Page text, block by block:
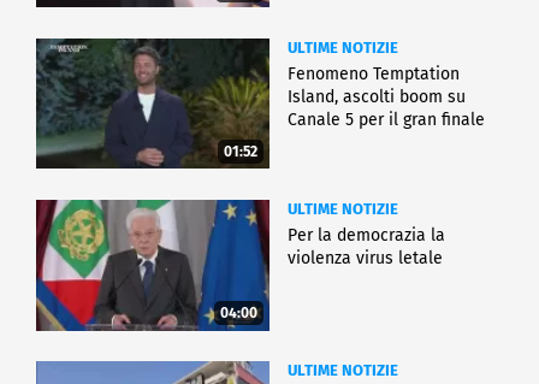
01:52
ULTIME NOTIZIE
Fenomeno Temptation
Island, ascolti boom su
Canale 5 per il gran finale
04:00
ULTIME NOTIZIE
Per la democrazia la
violenza virus letale
ULTIME NOTIZIE